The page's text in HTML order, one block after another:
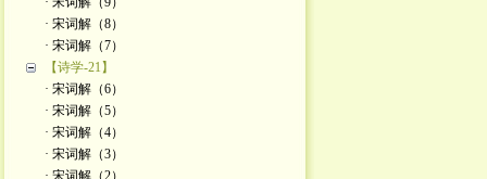
· 宋词解（8）
· 宋词解（7）
【诗学-21】
· 宋词解（6）
· 宋词解（5）
· 宋词解（4）
· 宋词解（3）
· 宋词解（2）